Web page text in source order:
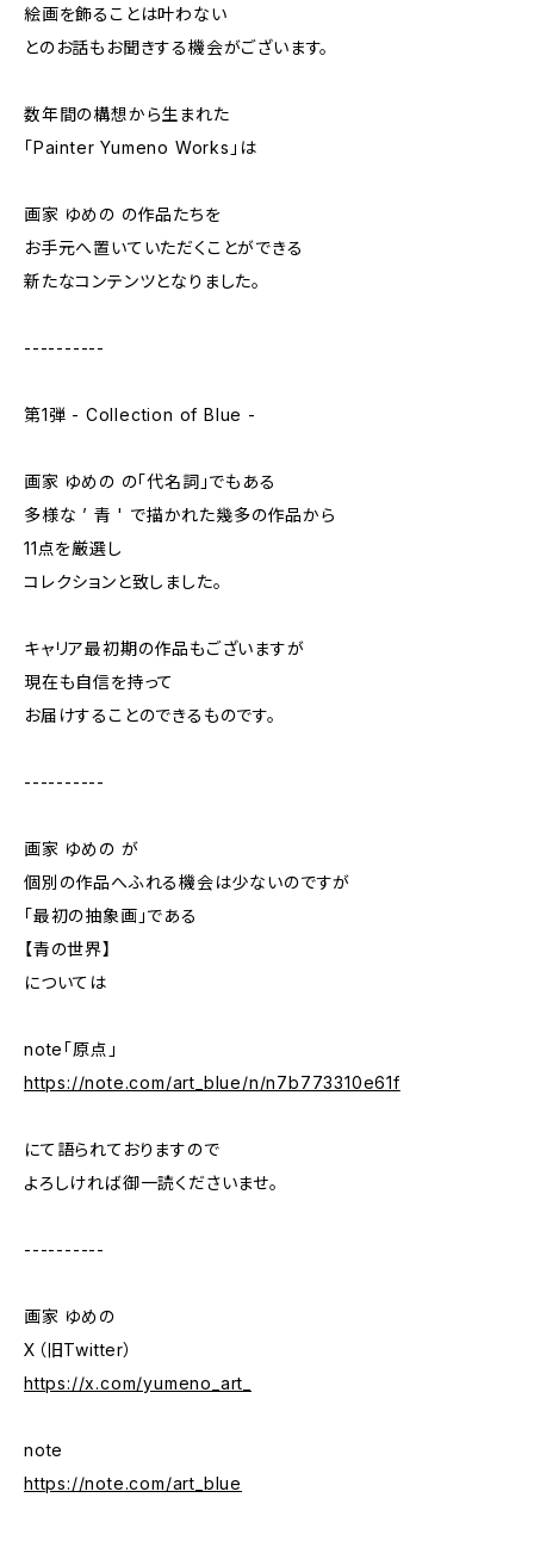
絵画を飾ることは叶わない
とのお話もお聞きする機会がございます。
数年間の構想から生まれた
「Painter Yumeno Works」は
画家 ゆめの の作品たちを
お手元へ置いていただくことができる
新たなコンテンツとなりました。
----------
第1弾 - Collection of Blue -
画家 ゆめの の「代名詞」でもある
多様な ’ 青 ' で描かれた幾多の作品から
11点を厳選し
コレクションと致しました。
キャリア最初期の作品もございますが
現在も自信を持って
お届けすることのできるものです。
----------
画家 ゆめの が
個別の作品へふれる機会は少ないのですが
「最初の抽象画」である
【青の世界】
については
note「原点」
https://note.com/art_blue/n/n7b773310e61f
にて語られておりますので
よろしければ御一読くださいませ。
----------
画家 ゆめの
X（旧Twitter）
https://x.com/yumeno_art_
note
https://note.com/art_blue